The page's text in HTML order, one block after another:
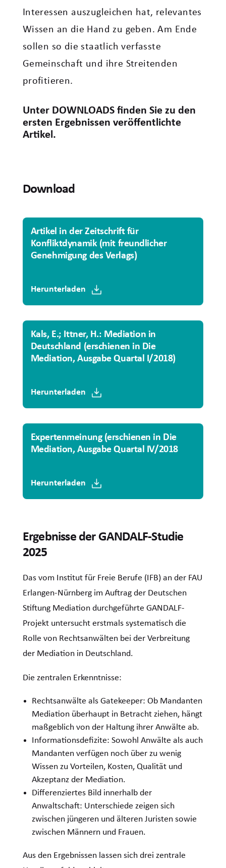
Interessen auszugleichen hat, relevantes
Wissen an die Hand zu geben. Am Ende
sollen so die staatlich verfasste
Gemeinschaft und ihre Streitenden
profitieren.
Unter DOWNLOADS finden Sie zu den
ersten Ergebnissen veröffentlichte
Artikel.
Download
Artikel in der Zeitschrift für
Konfliktdynamik (mit freundlicher
Genehmigung des Verlags)
Herunterladen
Kals, E.; Ittner, H.: Mediation in
Deutschland (erschienen in Die
Mediation, Ausgabe Quartal I/2018)
Herunterladen
Expertenmeinung (erschienen in Die
Mediation, Ausgabe Quartal IV/2018
Herunterladen
Ergebnisse der GANDALF-Studie
2025
Das vom Institut für Freie Berufe (IFB) an der FAU
Erlangen-Nürnberg im Auftrag der Deutschen
Stiftung Mediation durchgeführte GANDALF-
Projekt untersucht erstmals systematisch die
Rolle von Rechtsanwälten bei der Verbreitung
der Mediation in Deutschland.
Die zentralen Erkenntnisse:
Rechtsanwälte als Gatekeeper: Ob Mandanten
Mediation überhaupt in Betracht ziehen, hängt
maßgeblich von der Haltung ihrer Anwälte ab.
Informationsdefizite: Sowohl Anwälte als auch
Mandanten verfügen noch über zu wenig
Wissen zu Vorteilen, Kosten, Qualität und
Akzeptanz der Mediation.
Differenziertes Bild innerhalb der
Anwaltschaft: Unterschiede zeigen sich
zwischen jüngeren und älteren Juristen sowie
zwischen Männern und Frauen.
Aus den Ergebnissen lassen sich drei zentrale